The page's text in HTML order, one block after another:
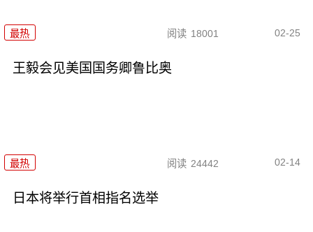
最热 阅读 18001 02-25
王毅会见美国国务卿鲁比奥
最热 阅读 24442 02-14
日本将举行首相指名选举